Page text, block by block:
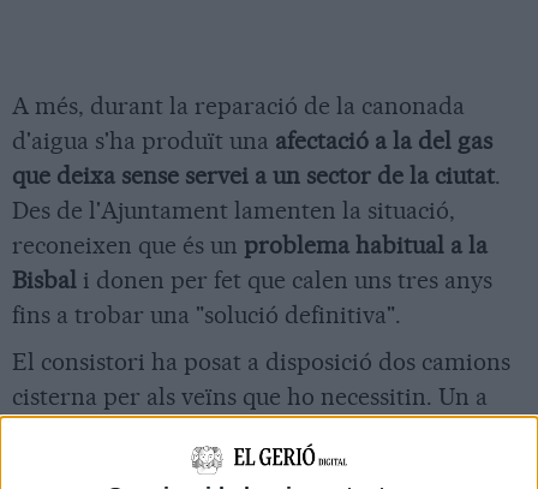
A més, durant la reparació de la canonada
d'aigua s'ha produït una afectació a la del gas
que deixa sense servei a un sector de la ciutat.
Des de l'Ajuntament lamenten la situació,
reconeixen que és un problema habitual a la
Bisbal i donen per fet que calen uns tres anys
fins a trobar una "solució definitiva".
El consistori ha posat a disposició dos camions
cisterna per als veïns que ho necessitin. Un a